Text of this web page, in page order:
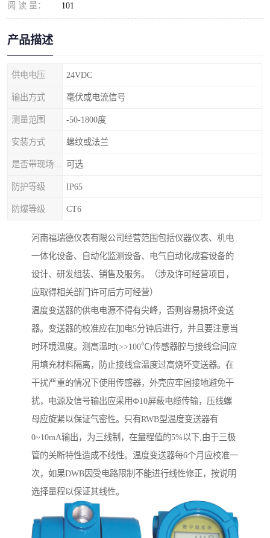
阅 读 量： 101
产品描述
供电电压 24VDC
输出方式 毫伏或电流信号
测量范围 -50-1800度
安装方式 螺纹或法兰
可选
防护等级 IP65
防爆等级 CT6
河南福瑞德仪表有限公司经营范围包括仪器仪表、机电
一体化设备、自动化监测设备、电气自动化成套设备的
设计、研发组装、销售及服务。（涉及许可经营项目，
应取得相关部门许可后方可经营）
温度变送器的供电电源不得有尖峰，否则容易损坏变送
器。变送器的校准应在加电5分钟后进行，并且要注意当
时环境温度。测高温时(>>100℃)传感器腔与接线盒间应
用填充材料隔离，防止接线盒温度过高烧坏变送器。在
干扰严重的情况下使用传感器，外壳应牢固接地避免干
扰，电源及信号输出应采用Ф10屏蔽电缆传输，压线螺
母应旋紧以保证气密性。只有RWB型温度变送器有
0~10mA输出，为三线制，在量程值的5%以下,由于三极
管的关断特性造成不线性。温度变送器每6个月应校准一
次，如果DWB因受电路限制不能进行线性修正，按说明
选择量程以保证其线性。